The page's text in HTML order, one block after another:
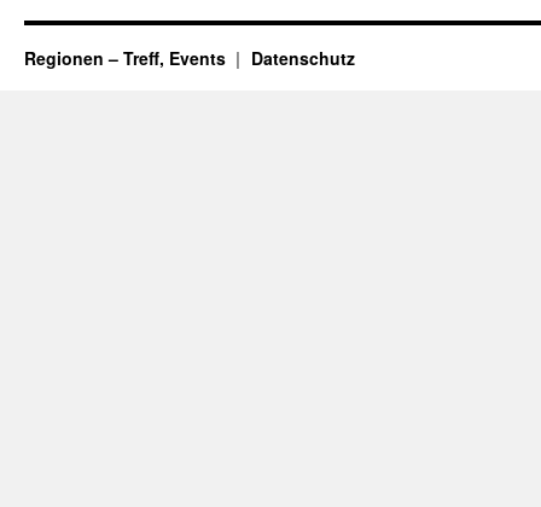
Regionen – Treff, Events Datenschutz